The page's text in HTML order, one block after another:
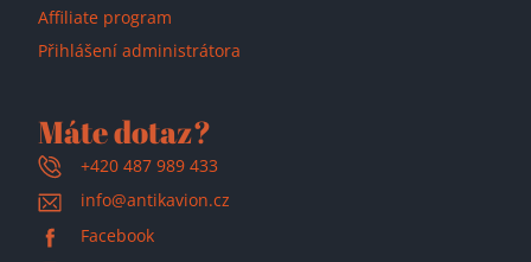
Affiliate program
Přihlášení administrátora
Máte dotaz?
+420 487 989 433
info@antikavion.cz
Facebook